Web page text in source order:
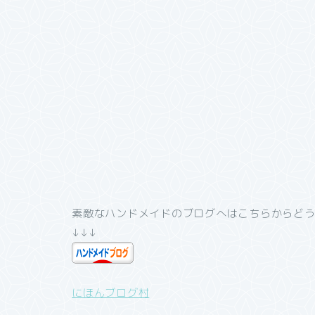
素敵なハンドメイドのブログへはこちらからど
↓↓↓
にほんブログ村